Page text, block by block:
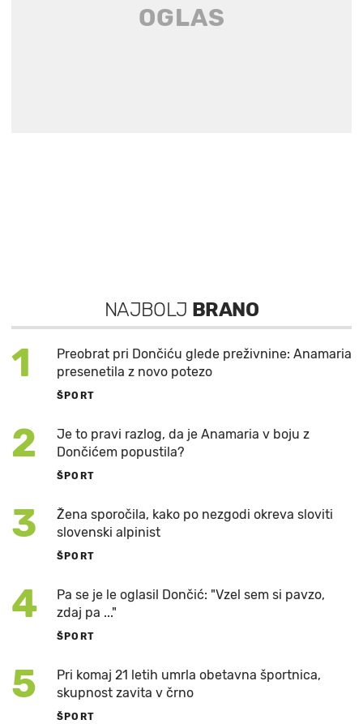
NAJBOLJ BRANO
1
Preobrat pri Dončiću glede preživnine: Anamaria
presenetila z novo potezo
ŠPORT
2
Je to pravi razlog, da je Anamaria v boju z
Dončićem popustila?
ŠPORT
3
Žena sporočila, kako po nezgodi okreva sloviti
slovenski alpinist
ŠPORT
4
Pa se je le oglasil Dončić: "Vzel sem si pavzo,
zdaj pa ..."
ŠPORT
5
Pri komaj 21 letih umrla obetavna športnica,
skupnost zavita v črno
ŠPORT